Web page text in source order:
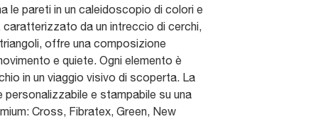
le pareti in un caleidoscopio di colori e
da un intreccio di cerchi,
offre una composizione
e quiete. Ogni elemento è
in un viaggio visivo di scoperta. La
e stampabile su una
Cross, Fibratex, Green, New